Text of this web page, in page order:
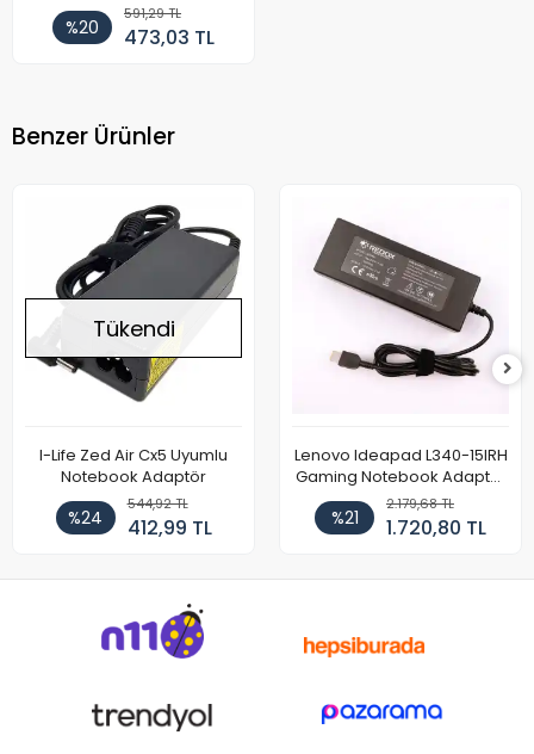
%20
591,29 TL
473,03 TL
Benzer Ürünler
Tükendi
I-Life Zed Air Cx5 Uyumlu
Notebook Adaptör
%24
544,92 TL
412,99 TL
Lenovo Ideapad L340-15IRH
Gaming Notebook Adaptör
Cihazı Şarj Aleti (150W)
%21
2.179,68 TL
1.720,80 TL